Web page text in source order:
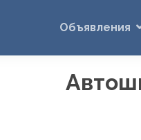
Объявления